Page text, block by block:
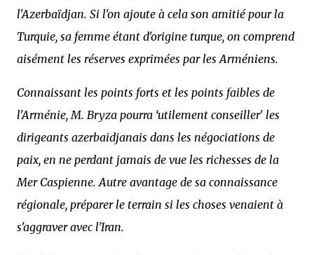
l'Azerbaïdjan. Si l'on ajoute à cela son amitié pour la
Turquie, sa femme étant d'origine turque, on comprend
aisément les réserves exprimées par les Arméniens.
Connaissant les points forts et les points faibles de
l'Arménie, M. Bryza pourra ‘utilement conseiller' les
dirigeants azerbaidjanais dans les négociations de
paix, en ne perdant jamais de vue les richesses de la
Mer Caspienne. Autre avantage de sa connaissance
régionale, préparer le terrain si les choses venaient à
s'aggraver avec l'Iran.